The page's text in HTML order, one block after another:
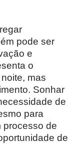
pode ser
e
o
mas
Sonhar
de
para
processo de
de